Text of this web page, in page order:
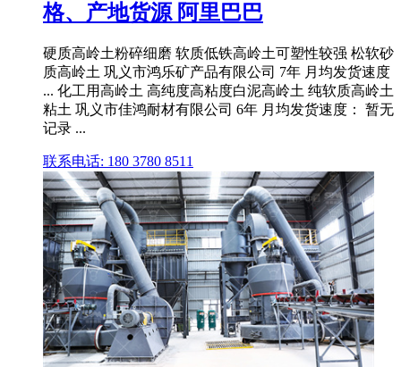
格、产地货源 阿里巴巴
硬质高岭土粉碎细磨 软质低铁高岭土可塑性较强 松软砂
质高岭土 巩义市鸿乐矿产品有限公司 7年 月均发货速度
... 化工用高岭土 高纯度高粘度白泥高岭土 纯软质高岭土
粘土 巩义市佳鸿耐材有限公司 6年 月均发货速度： 暂无
记录 ...
联系电话: 180 3780 8511